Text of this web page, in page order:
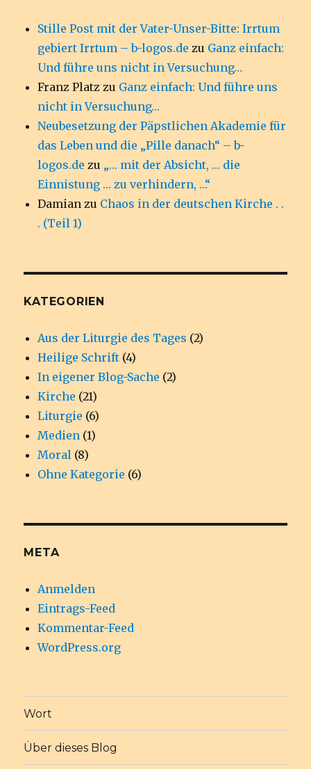
Stille Post mit der Vater-Unser-Bitte: Irrtum
gebiert Irrtum – b-logos.de zu Ganz einfach:
Und führe uns nicht in Versuchung…
Franz Platz zu Ganz einfach: Und führe uns
nicht in Versuchung…
Neubesetzung der Päpstlichen Akademie für
das Leben und die „Pille danach“ – b-
logos.de zu „… mit der Absicht, … die
Einnistung … zu verhindern, …“
Damian zu Chaos in der deutschen Kirche . .
. (Teil 1)
KATEGORIEN
Aus der Liturgie des Tages (2)
Heilige Schrift (4)
In eigener Blog-Sache (2)
Kirche (21)
Liturgie (6)
Medien (1)
Moral (8)
Ohne Kategorie (6)
META
Anmelden
Eintrags-Feed
Kommentar-Feed
WordPress.org
Wort
Über dieses Blog